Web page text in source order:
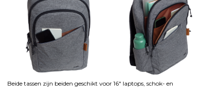
Beide tassen zijn beiden geschikt voor 16″ laptops, schok- en